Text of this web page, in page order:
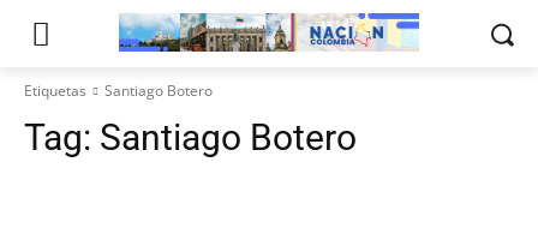
Etiquetas Santiago Botero
Tag: Santiago Botero